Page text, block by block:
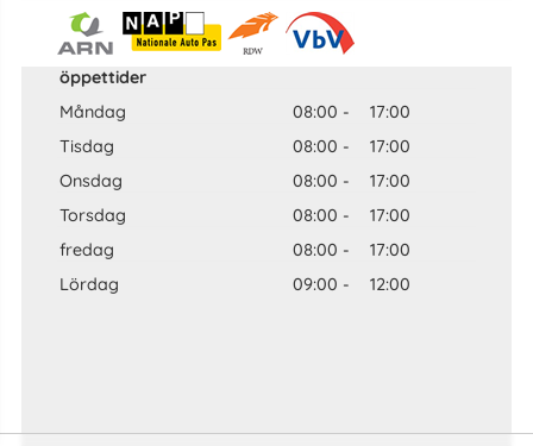
öppettider
Måndag
08:00 -
17:00
Tisdag
08:00 -
17:00
Onsdag
08:00 -
17:00
Torsdag
08:00 -
17:00
fredag
08:00 -
17:00
Lördag
09:00 - 12:00